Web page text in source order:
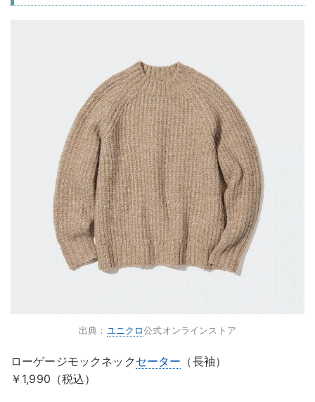
出典： ユニクロ公式オンラインストア
ローゲージモックネック セーター （長袖）
￥1,990（税込）